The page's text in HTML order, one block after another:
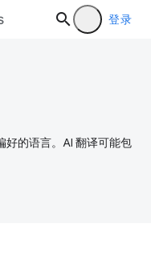
登录
好的语言。AI 翻译可能包